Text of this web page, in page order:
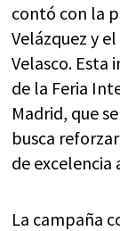
contó con la
Velázquez y
Velasco. Esta
de la Feria
Madrid, que
busca
de
La campaña